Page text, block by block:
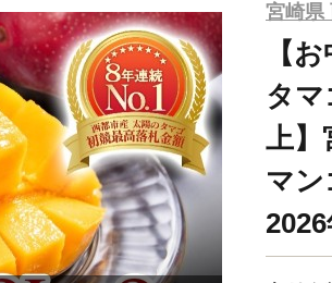
宮崎県
【
タマ
上】
マン